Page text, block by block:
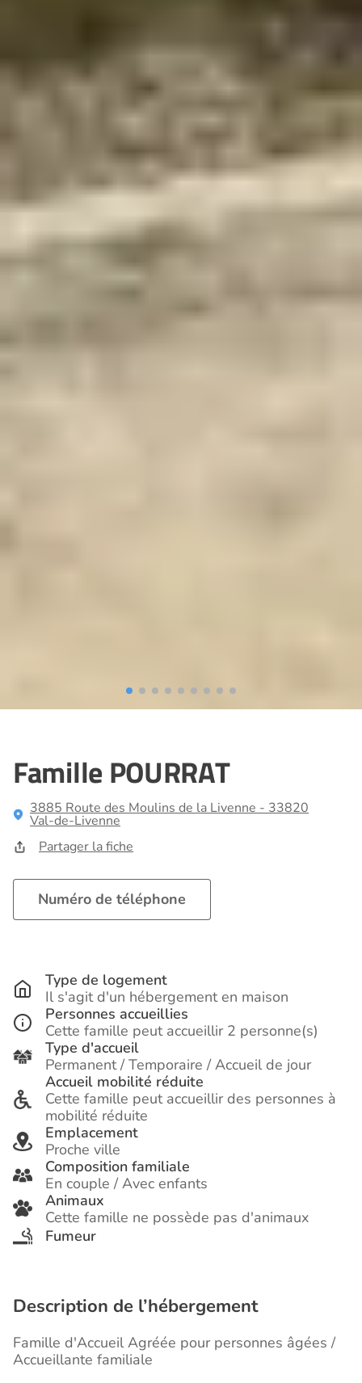
Famille POURRAT
3885 Route des Moulins de la Livenne - 33820
Val-de-Livenne
Partager la fiche
Numéro de téléphone
Type de logement
Il s'agit d'un hébergement en maison
Personnes accueillies
Cette famille peut accueillir 2 personne(s)
Type d'accueil
Permanent / Temporaire / Accueil de jour
Accueil mobilité réduite
Cette famille peut accueillir des personnes à
mobilité réduite
Emplacement
Proche ville
Composition familiale
En couple / Avec enfants
Animaux
Cette famille ne possède pas d'animaux
Fumeur
Description de l’hébergement
Famille d'Accueil Agréée pour personnes âgées /
Accueillante familiale